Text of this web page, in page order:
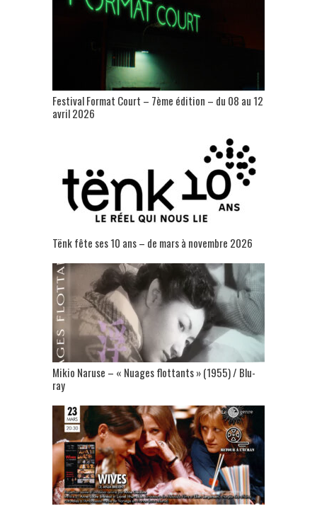
Festival Format Court – 7ème édition – du 08 au 12
avril 2026
Tënk fête ses 10 ans – de mars à novembre 2026
Mikio Naruse – « Nuages flottants » (1955) / Blu-
ray